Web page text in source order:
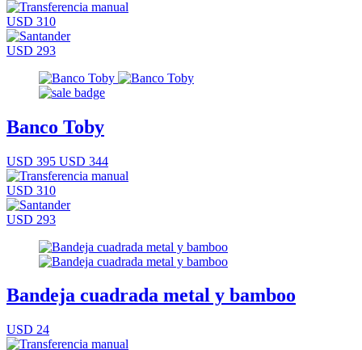
USD 310
USD 293
Banco Toby
USD 395 USD 344
USD 310
USD 293
Bandeja cuadrada metal y bamboo
USD 24